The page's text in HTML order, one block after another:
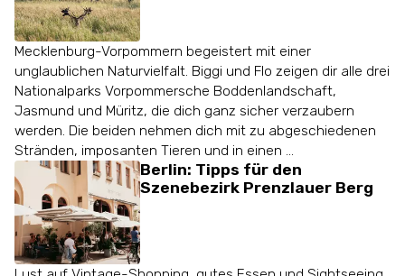
Mecklenburg-Vorpommern begeistert mit einer
unglaublichen Naturvielfalt. Biggi und Flo zeigen dir alle drei
Nationalparks Vorpommersche Boddenlandschaft,
Jasmund und Müritz, die dich ganz sicher verzaubern
werden. Die beiden nehmen dich mit zu abgeschiedenen
Stränden, imposanten Tieren und in einen ...
Berlin: Tipps für den
Szenebezirk Prenzlauer Berg